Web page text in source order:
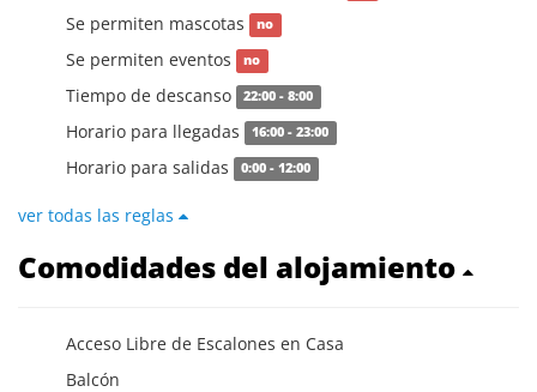
Se permiten mascotas no
Se permiten eventos no
Tiempo de descanso 22:00 - 8:00
Horario para llegadas 16:00 - 23:00
Horario para salidas 0:00 - 12:00
ver todas las reglas
Comodidades del alojamiento
Acceso Libre de Escalones en Casa
Balcón